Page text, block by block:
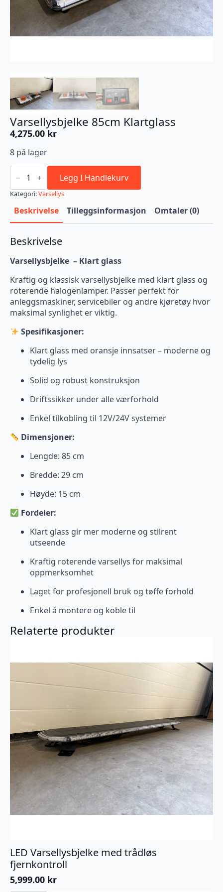
Varsellysbjelke 85cm Klartglass
4,275.00 kr
8 på lager
Varsellysbjelke
85cm
antall
Legg I Handlekurv
Kategori:Varsellys
Beskrivelse Tilleggsinformasjon Omtaler (0)
Beskrivelse
Varsellysbjelke – Klart glass
Kraftig og klassisk varsellysbjelke med klart glass og
roterende halogenlamper. Passer perfekt for
anleggsmaskiner, servicebiler og andre kjøretøy hvor
maksimal synlighet er viktig.
Spesifikasjoner:
Klart glass med oransje innsatser – moderne og
tydelig lys
Solid og robust konstruksjon
Driftssikker under alle værforhold
Enkel tilkobling til 12V/24V systemer
Dimensjoner:
Lengde: 85 cm
Bredde: 29 cm
Høyde: 15 cm
Fordeler:
Klart glass gir mer moderne og stilrent
utseende
Kraftig roterende varsellys for maksimal
oppmerksomhet
Laget for profesjonell bruk og tøffe forhold
Enkel å montere og koble til
Relaterte produkter
LED Varsellysbjelke med trådløs
fjernkontroll
5,999.00 kr